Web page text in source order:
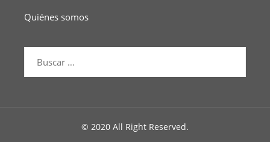
Quiénes somos
© 2020 All Right Reserved.